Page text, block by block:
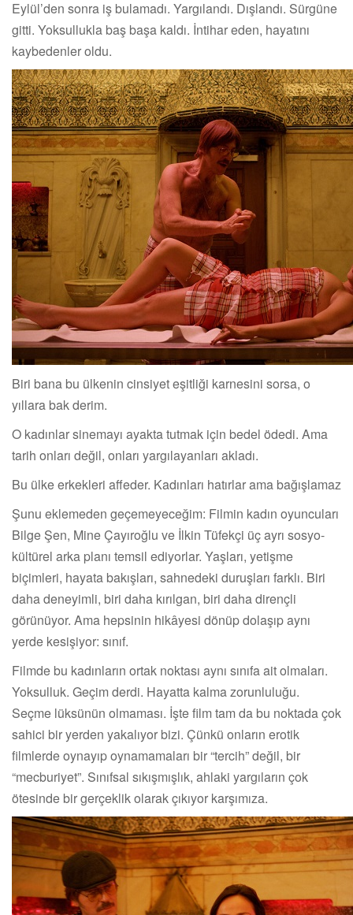
Eylül’den sonra iş bulamadı. Yargılandı. Dışlandı. Sürgüne
gitti. Yoksullukla baş başa kaldı. İntihar eden, hayatını
kaybedenler oldu.
Biri bana bu ülkenin cinsiyet eşitliği karnesini sorsa, o
yıllara bak derim.
O kadınlar sinemayı ayakta tutmak için bedel ödedi. Ama
tarih onları değil, onları yargılayanları akladı.
Bu ülke erkekleri affeder. Kadınları hatırlar ama bağışlamaz
Şunu eklemeden geçemeyeceğim: Filmin kadın oyuncuları
Bilge Şen, Mine Çayıroğlu ve İlkin Tüfekçi üç ayrı sosyo-
kültürel arka planı temsil ediyorlar. Yaşları, yetişme
biçimleri, hayata bakışları, sahnedeki duruşları farklı. Biri
daha deneyimli, biri daha kırılgan, biri daha dirençli
görünüyor. Ama hepsinin hikâyesi dönüp dolaşıp aynı
yerde kesişiyor: sınıf.
Filmde bu kadınların ortak noktası aynı sınıfa ait olmaları.
Yoksulluk. Geçim derdi. Hayatta kalma zorunluluğu.
Seçme lüksünün olmaması. İşte film tam da bu noktada çok
sahici bir yerden yakalıyor bizi. Çünkü onların erotik
filmlerde oynayıp oynamamaları bir “tercih” değil, bir
“mecburiyet”. Sınıfsal sıkışmışlık, ahlaki yargıların çok
ötesinde bir gerçeklik olarak çıkıyor karşımıza.